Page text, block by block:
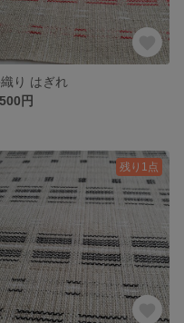
り はぎれ
円
残り1点